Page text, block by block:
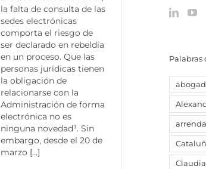
la falta de consulta de las
sedes electrónicas
comporta el riesgo de
ser declarado en rebeldía
en un proceso. Que las
personas jurídicas tienen
la obligación de
relacionarse con la
Administración de forma
electrónica no es
ninguna novedad¹. Sin
embargo, desde el 20 de
marzo [...]
Palabras